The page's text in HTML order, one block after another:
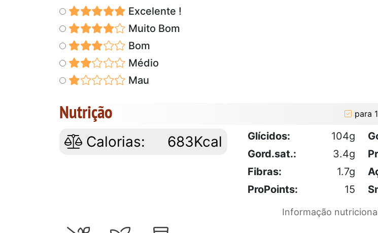
Excelente !
Muito Bom
Bom
Médio
Mau
Nutrição para
Calorias: 683Kcal Glícidos: 104g
Gord.sat.:
3.4g
Fibras:
1.7g
ProPoints:
15
Informação